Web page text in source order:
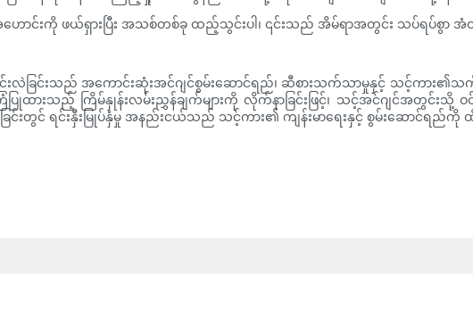
ဟောင်းကို ဖယ်ရှားပြီး အသစ်တစ်ခု ထည့်သွင်းပါ၊ ၎င်းသည် အိမ်ရာအတွင်း သပ်ရပ်စွာ အံဝ
းလဲခြင်းသည် အကောင်းဆုံးအင်ဂျင်စွမ်းဆောင်ရည်၊ ဆီစားသက်သာမှုနှင့် သင့်ကား
ြုထားသည့် ကြိမ်နှုန်းလမ်းညွှန်ချက်များကို လိုက်နာခြင်းဖြင့်၊ သင့်အင်ဂျင်အတွင်းသို့
င်းတွင် ရင်းနှီးမြုပ်နှံမှု အနည်းငယ်သည် သင့်ကား၏ ကျန်းမာရေးနှင့် စွမ်းဆောင်ရည်